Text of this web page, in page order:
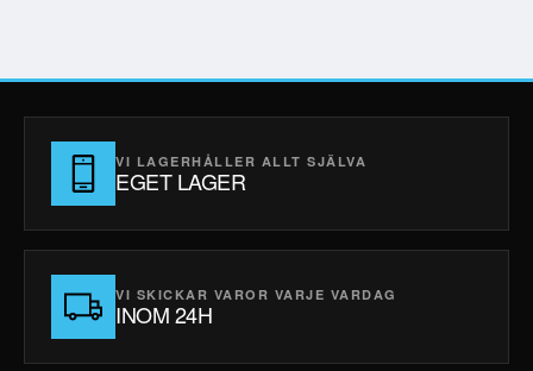
VI LAGERHÅLLER ALLT SJÄLVA
EGET LAGER
VI SKICKAR VAROR VARJE VARDAG
INOM 24H